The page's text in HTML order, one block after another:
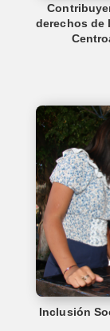
derechos de
Inclusión